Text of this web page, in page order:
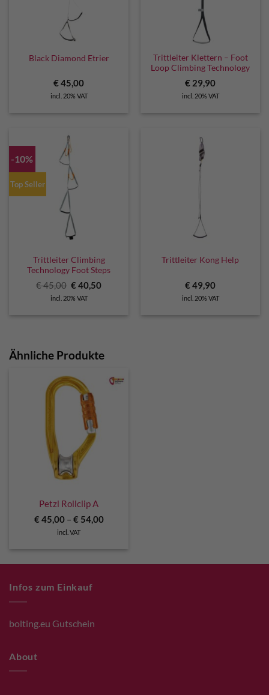
Black Diamond Etrier
€45,00
incl. 20% VAT
Trittleiter Klettern – Foot
Loop Climbing Technology
€ 29,90
incl. 20% VAT
-10%
Top Seller
Trittleiter Climbing
Technology Foot Steps
€45,00 Original
price
was:
€40,50Current
incl. 20% VAT
Trittleiter Kong Help
€49,90
incl. 20% VAT
Ähnliche Produkte
Petzl Rollclip A
€45,00– €54,00
incl. VAT
Infos zum Einkauf
bolting.eu Gutschein
About